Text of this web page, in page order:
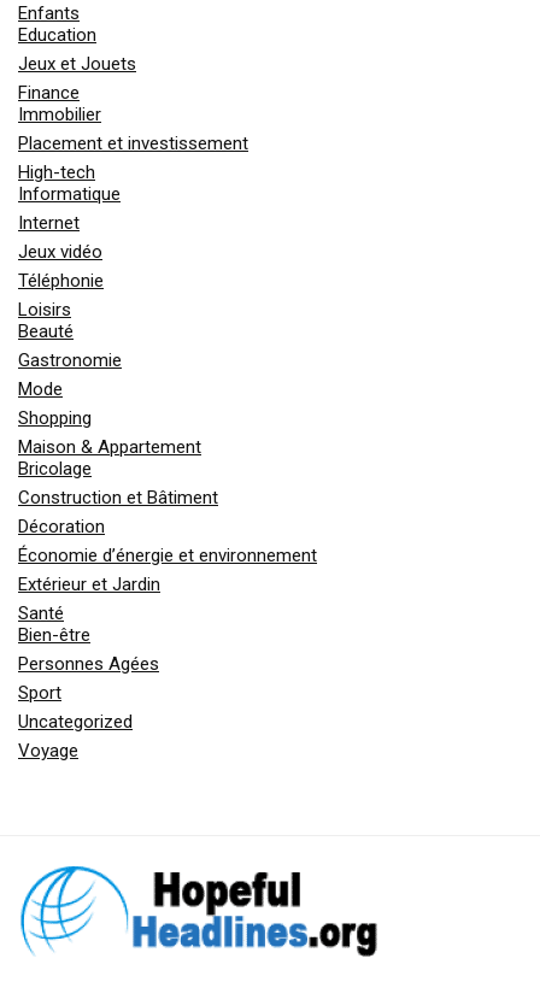
Enfants
Education
Jeux et Jouets
Finance
Immobilier
Placement et investissement
High-tech
Informatique
Internet
Jeux vidéo
Téléphonie
Loisirs
Beauté
Gastronomie
Mode
Shopping
Maison & Appartement
Bricolage
Construction et Bâtiment
Décoration
Économie d’énergie et environnement
Extérieur et Jardin
Santé
Bien-être
Personnes Agées
Sport
Uncategorized
Voyage